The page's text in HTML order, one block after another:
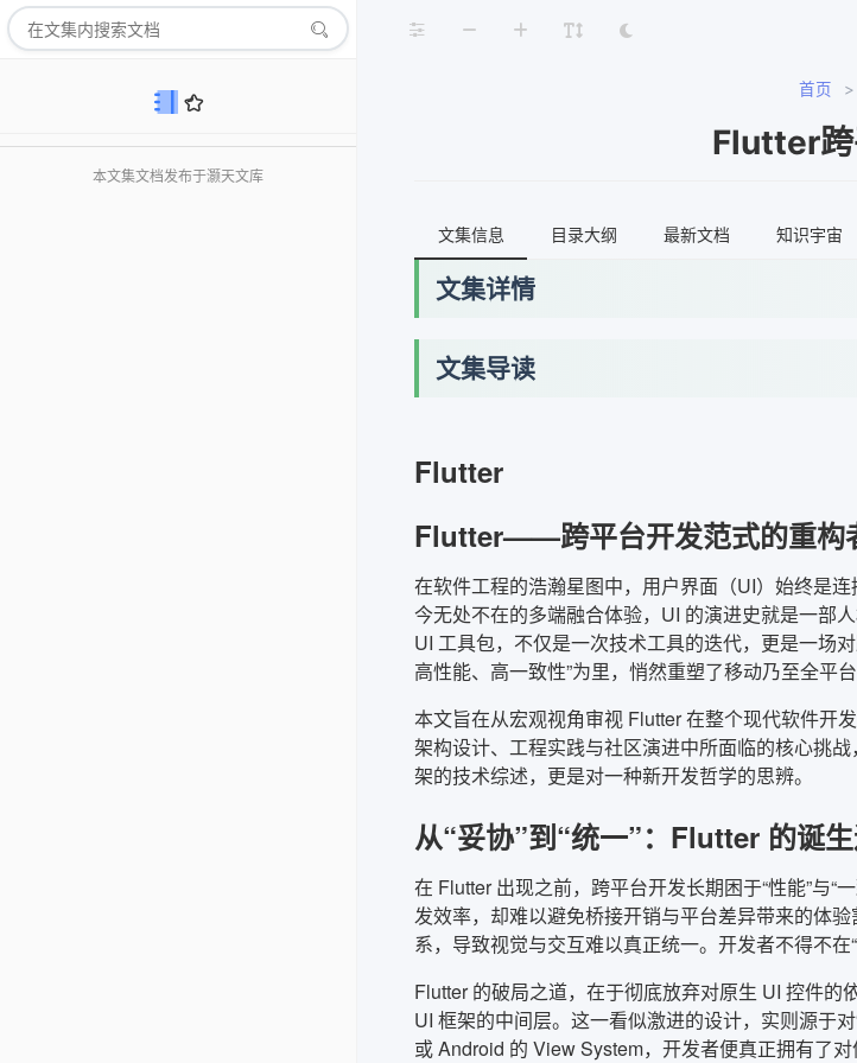
本文集文档发布于灏天文库
首页 >
Flutter跨
文集信息 目录大纲 最新文档 知识宇宙
文集详情
文集导读
Flutter
Flutter——跨平台开发范式的重构
在软件工程的浩瀚星图中，用户界面（UI）始终是
今无处不在的多端融合体验，UI 的演进史就是一部
UI 工具包，不仅是一次技术工具的迭代，更是一场
高性能、高一致性”为里，悄然重塑了移动乃至全平
本文旨在从宏观视角审视 Flutter 在整个现代软件开
架构设计、工程实践与社区演进中所面临的核心挑
架的技术综述，更是对一种新开发哲学的思辨。
从“妥协”到“统一”：Flutter 的诞
在 Flutter 出现之前，跨平台开发长期困于“性能”与
发效率，却难以避免桥接开销与平台差异带来的体
系，导致视觉与交互难以真正统一。开发者不得不在
Flutter 的破局之道，在于彻底放弃对原生 UI 控件
UI 框架的中间层。这一看似激进的设计，实则源于
或 Android 的 View System，开发者便真正拥有了